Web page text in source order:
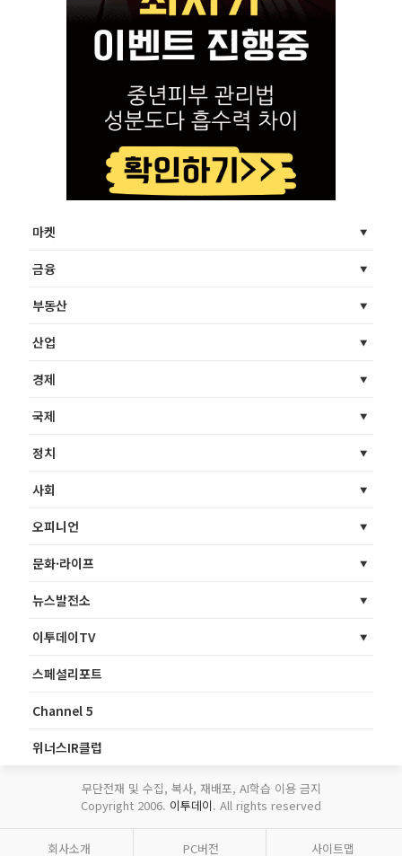
마켓
금융
부동산
산업
경제
국제
정치
사회
오피니언
문화·라이프
뉴스발전소
이투데이TV
스페셜리포트
Channel 5
위너스IR클럽
무단전재 및 수집, 복사, 재배포, AI학습 이용 금지
Copyright 2006. 이투데이. All rights reserved
회사소개 PC버전 사이트맵